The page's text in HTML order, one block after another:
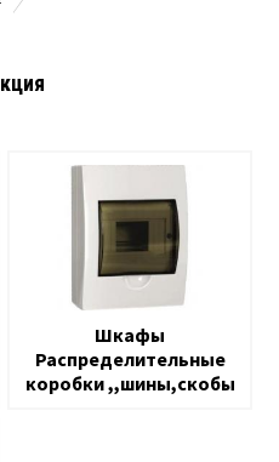
Шкафы
Распределительные
коробки ,,шины,скобы